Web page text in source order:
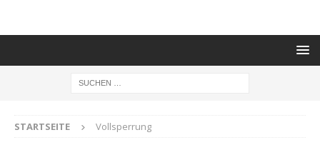
STARTSEITE Vollsperrung